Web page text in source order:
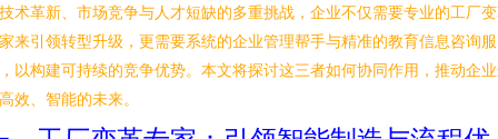
术革新、市场竞争与人才短缺的多重挑战，企业不仅需要专业的工厂
来引领转型升级，更需要系统的企业管理帮手与精准的教育信息咨询服
以构建可持续的竞争优势。本文将探讨这三者如何协同作用，推动企
效、智能的未来。